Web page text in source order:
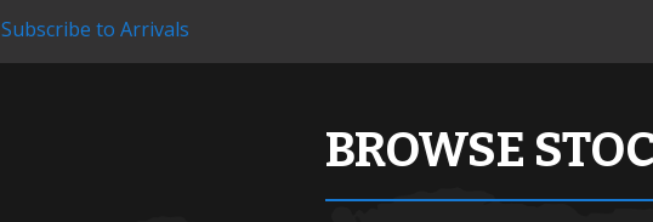
Subscribe to Arrivals
BROWSE